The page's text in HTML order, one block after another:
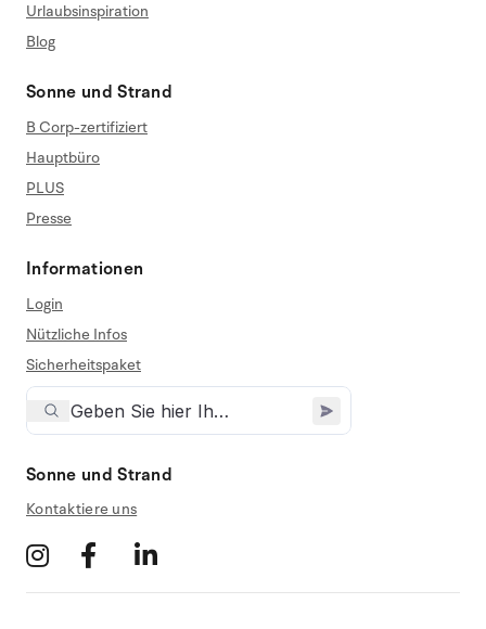
Urlaubsinspiration
Blog
Sonne und Strand
B Corp-zertifiziert
Hauptbüro
PLUS
Presse
Informationen
Login
Nützliche Infos
Sicherheitspaket
Sonne und Strand
Kontaktiere uns